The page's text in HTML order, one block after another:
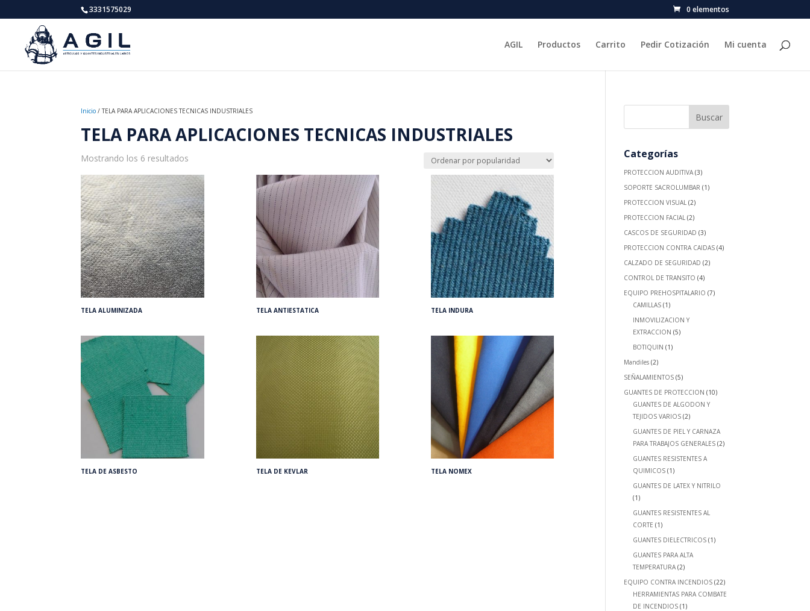
3331575029 0 elementos
AGIL Productos Carrito Pedir Cotización Mi cuenta
Inicio / TELA PARA APLICACIONES TECNICAS INDUSTRIALES
TELA PARA APLICACIONES TECNICAS INDUSTRIALES
Mostrando los 6 resultados
TELA ALUMINIZADA TELA ANTIESTATICA TELA INDURA
TELA DE ASBESTO TELA DE KEVLAR TELA NOMEX
Categorías
PROTECCION AUDITIVA (3)
SOPORTE SACROLUMBAR (1)
PROTECCION VISUAL (2)
PROTECCION FACIAL (2)
CASCOS DE SEGURIDAD (3)
PROTECCION CONTRA CAIDAS (4)
CALZADO DE SEGURIDAD (2)
CONTROL DE TRANSITO (4)
EQUIPO PREHOSPITALARIO (7)
CAMILLAS (1)
INMOVILIZACION Y
EXTRACCION (5)
BOTIQUIN (1)
Mandiles (2)
SEÑALAMIENTOS (5)
GUANTES DE PROTECCION (10)
GUANTES DE ALGODON Y
TEJIDOS VARIOS (2)
GUANTES DE PIEL Y CARNAZA
PARA TRABAJOS GENERALES (2)
GUANTES RESISTENTES A
QUIMICOS (1)
GUANTES DE LATEX Y NITRILO
(1)
GUANTES RESISTENTES AL
CORTE (1)
GUANTES DIELECTRICOS (1)
GUANTES PARA ALTA
TEMPERATURA (2)
EQUIPO CONTRA INCENDIOS (22)
HERRAMIENTAS PARA COMBATE
DE INCENDIOS (1)